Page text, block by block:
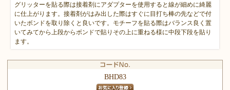
グリッターを貼る際は接着剤にアダプターを使用すると線が細めに綺麗
に仕上がります。接着剤がはみ出した際はすぐに目打ち棒の先などで付
いたボンドを取り除くと良いです。モチーフを貼る際はバランス良く置
いてみてから上段からボンドで貼りその上に重ねる様に中段下段を貼り
ます。
BHD83